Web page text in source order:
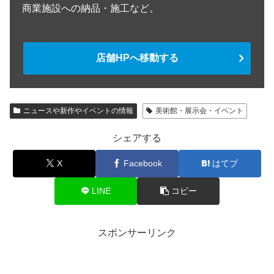
商業施設への納品・施工など。
店舗HPへ移動する
ニュースや新作やイベントの情報 美術館・展示会・イベント
シェアする
X Facebook はてブ
LINE コピー
スポンサーリンク